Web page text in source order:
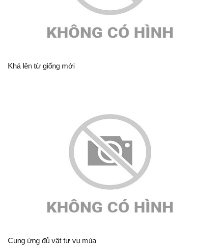
Khá lên từ giống mới
Cung ứng đủ vật tư vụ mùa